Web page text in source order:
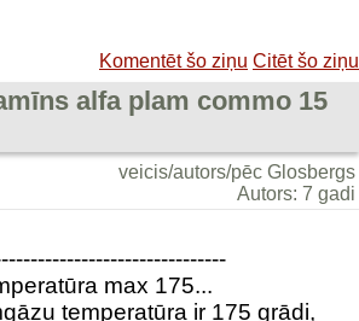
Komentēt šo ziņu Citēt šo ziņu
alfa plam commo 15
veicis/autors/pēc Glosbergs
Autors: 7 gadi
max 175...
temperatūra ir 175 grādi,